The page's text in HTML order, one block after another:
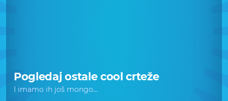
Pogledaj ostale cool crteže
I imamo ih još mongo...